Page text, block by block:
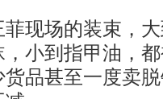
场的装束，大
小到指甲油，
货品甚至一度